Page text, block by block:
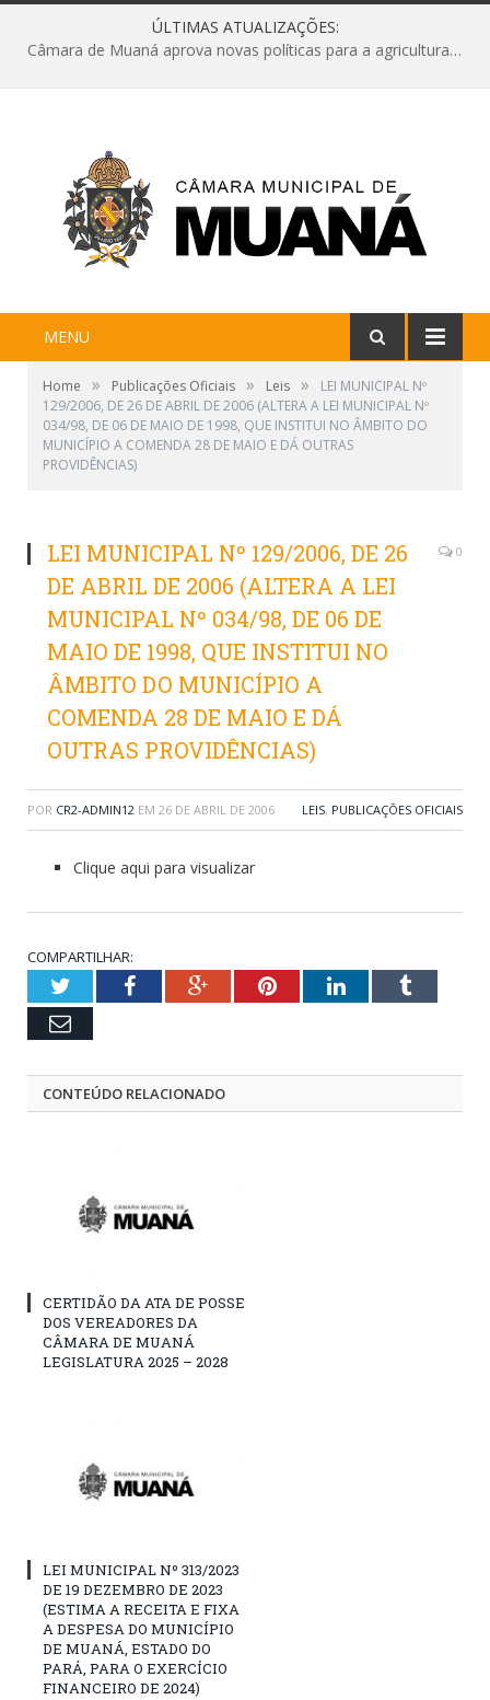
ÚLTIMAS ATUALIZAÇÕES:
Câmara de Muaná aprova novas políticas para a agricultura e solicita reforma da Ponte do Reduto
MENU
Home » Publicações Oficiais » Leis »
LEI MUNICIPAL Nº
129/2006, DE 26 DE ABRIL DE 2006 (ALTERA A LEI MUNICIPAL Nº
034/98, DE 06 DE MAIO DE 1998, QUE INSTITUI NO ÂMBITO DO
MUNICÍPIO A COMENDA 28 DE MAIO E DÁ OUTRAS
PROVIDÊNCIAS)
LEI MUNICIPAL Nº 129/2006, DE 26
DE ABRIL DE 2006 (ALTERA A LEI
MUNICIPAL Nº 034/98, DE 06 DE
MAIO DE 1998, QUE INSTITUI NO
ÂMBITO DO MUNICÍPIO A
COMENDA 28 DE MAIO E DÁ
OUTRAS PROVIDÊNCIAS)
0
POR CR2-ADMIN12 EM 26 DE ABRIL DE 2006 LEIS, PUBLICAÇÕES OFICIAIS
Clique aqui para visualizar
COMPARTILHAR:
TwitterFacebookGoogle+PinterestLinkedInTumblr
Email
CONTEÚDO RELACIONADO
CERTIDÃO DA ATA DE POSSE
DOS VEREADORES DA
CÂMARA DE MUANÁ
LEGISLATURA 2025 – 2028
LEI MUNICIPAL Nº 313/2023
DE 19 DEZEMBRO DE 2023
(ESTIMA A RECEITA E FIXA
A DESPESA DO MUNICÍPIO
DE MUANÁ, ESTADO DO
PARÁ, PARA O EXERCÍCIO
FINANCEIRO DE 2024)